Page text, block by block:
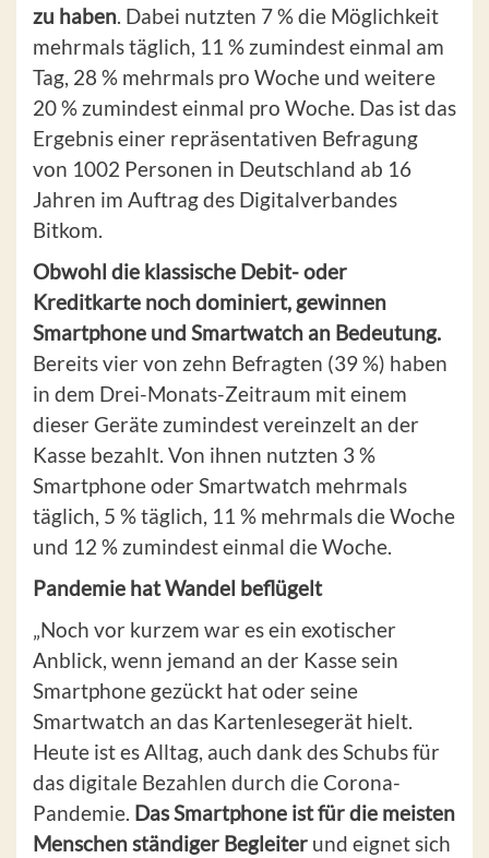
zu haben. Dabei nutzten 7 % die Möglichkeit
mehrmals täglich, 11 % zumindest einmal am
Tag, 28 % mehrmals pro Woche und weitere
20 % zumindest einmal pro Woche. Das ist das
Ergebnis einer repräsentativen Befragung
von 1002 Personen in Deutschland ab 16
Jahren im Auftrag des Digitalverbandes
Bitkom.
Obwohl die klassische Debit- oder
Kreditkarte noch dominiert, gewinnen
Smartphone und Smartwatch an Bedeutung.
Bereits vier von zehn Befragten (39 %) haben
in dem Drei-Monats-Zeitraum mit einem
dieser Geräte zumindest vereinzelt an der
Kasse bezahlt. Von ihnen nutzten 3 %
Smartphone oder Smartwatch mehrmals
täglich, 5 % täglich, 11 % mehrmals die Woche
und 12 % zumindest einmal die Woche.
Pandemie hat Wandel beflügelt
„Noch vor kurzem war es ein exotischer
Anblick, wenn jemand an der Kasse sein
Smartphone gezückt hat oder seine
Smartwatch an das Kartenlesegerät hielt.
Heute ist es Alltag, auch dank des Schubs für
das digitale Bezahlen durch die Corona-
Pandemie. Das Smartphone ist für die meisten
Menschen ständiger Begleiter und eignet sich